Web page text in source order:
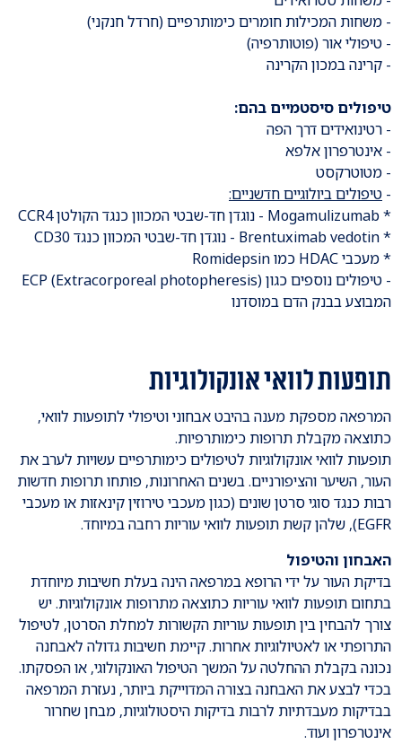
- משחות המכילות חומרים כימותרפיים (חרדל חנקני)
- טיפולי אור (פוטותרפיה)
- קרינה במכון הקרינה
טיפולים סיסטמיים בהם:
- רטינואידים דרך הפה
- אינטרפרון אלפא
- מטוטרקסט
- טיפולים ביולוגיים חדשניים:
* Mogamulizumab - נוגדן חד-שבטי המכוון כנגד הקולטן CCR4
* Brentuximab vedotin - נוגדן חד-שבטי המכוון כנגד CD30
* מעכבי HDAC כמו Romidepsin
- טיפולים נוספים כגון ECP (Extracorporeal photopheresis)
המבוצע בבנק הדם במוסדנו
תופעות לוואי אונקולוגיות
המרפאה מספקת מענה בהיבט אבחוני וטיפולי לתופעות לוואי,
כתוצאה מקבלת תרופות כימותרפיות.
תופעות לוואי אונקולוגיות לטיפולים כימותרפיים עשויות לערב את
העור, השיער והציפורניים. בשנים האחרונות, פותחו תרופות חדשות
רבות כנגד סוגי סרטן שונים (כגון מעכבי טירוזין קינאזות או מעכבי
EGFR), שלהן קשת תופעות לוואי עוריות רחבה במיוחד.
האבחון והטיפול
בדיקת העור על ידי הרופא במרפאה הינה בעלת חשיבות מיוחדת
בתחום תופעות לוואי עוריות כתוצאה מתרופות אונקולוגיות. יש
צורך להבחין בין תופעות עוריות הקשורות למחלת הסרטן, לטיפול
התרופתי או לאטיולוגיות אחרות. קיימת חשיבות גדולה לאבחנה
נכונה בקבלת ההחלטה על המשך הטיפול האונקולוגי, או הפסקתו.
בכדי לבצע את האבחנה בצורה המדוייקת ביותר, נעזרת המרפאה
בבדיקות מעבדתיות לרבות בדיקות היסטולוגיות, מבחן שחרור
אינטרפרון ועוד.